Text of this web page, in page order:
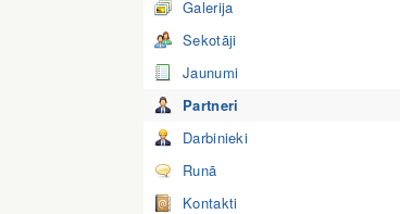
Galerija
Sekotāji
Jaunumi
Partneri
Darbinieki
Runā
Kontakti